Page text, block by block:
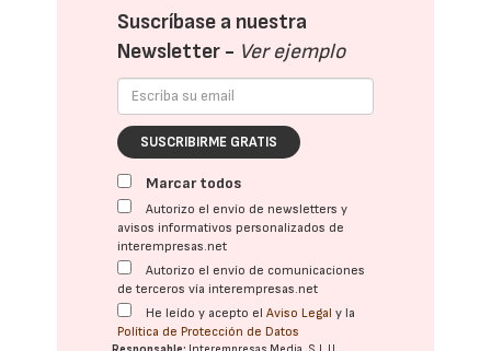
Suscríbase a nuestra
Newsletter - Ver ejemplo
SUSCRIBIRME GRATIS
Marcar todos
Autorizo el envío de newsletters y
avisos informativos personalizados de
interempresas.net
Autorizo el envío de comunicaciones
de terceros vía interempresas.net
He leído y acepto elAviso Legal y la
Política de Protección de Datos